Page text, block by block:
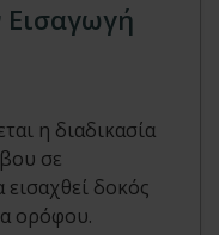
η διαδικασία
σε
δοκός
ορόφου.